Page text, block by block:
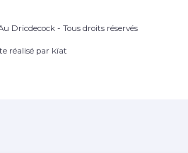
Dricdecock - Tous droits réservés
réalisé par kïat